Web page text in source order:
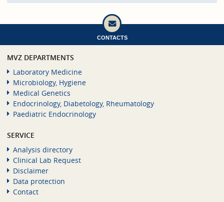
CONTACTS
MVZ DEPARTMENTS
Laboratory Medicine
Microbiology, Hygiene
Medical Genetics
Endocrinology, Diabetology, Rheumatology
Paediatric Endocrinology
SERVICE
Analysis directory
Clinical Lab Request
Disclaimer
Data protection
Contact